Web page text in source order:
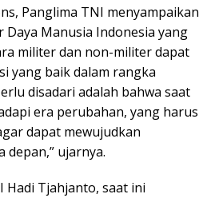
Panglima TNI menyampaikan
Daya Manusia Indonesia yang
militer dan non-militer dapat
yang baik dalam rangka
disadari adalah bahwa saat
era perubahan, yang harus
dapat mewujudkan
depan,” ujarnya.
Tjahjanto, saat ini